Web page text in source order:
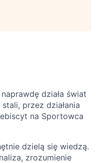
działa świat
przez działania
na Sportowca
dzielą się wiedzą.
zrozumienie